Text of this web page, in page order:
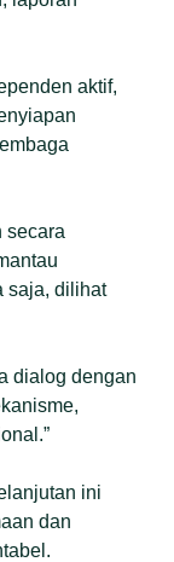
aktif,
secara
saja, dilihat
dialog dengan
ini
dan